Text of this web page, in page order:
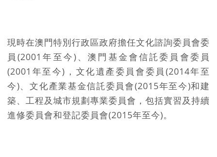
現時在澳門特別行政區政府擔任文化諮詢委員會委
員(2001年至今)、澳門基金會信託委員會委員
(2001年至今)，文化遺產委員會委員(2014年至
今)、文化產業基金信託委員會(2015年至今)和建
築、工程及城市規劃專業委員會，包括實習及持續
進修委員會和登記委員會(2015年至今)。